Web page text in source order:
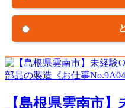
【島根県雲南市